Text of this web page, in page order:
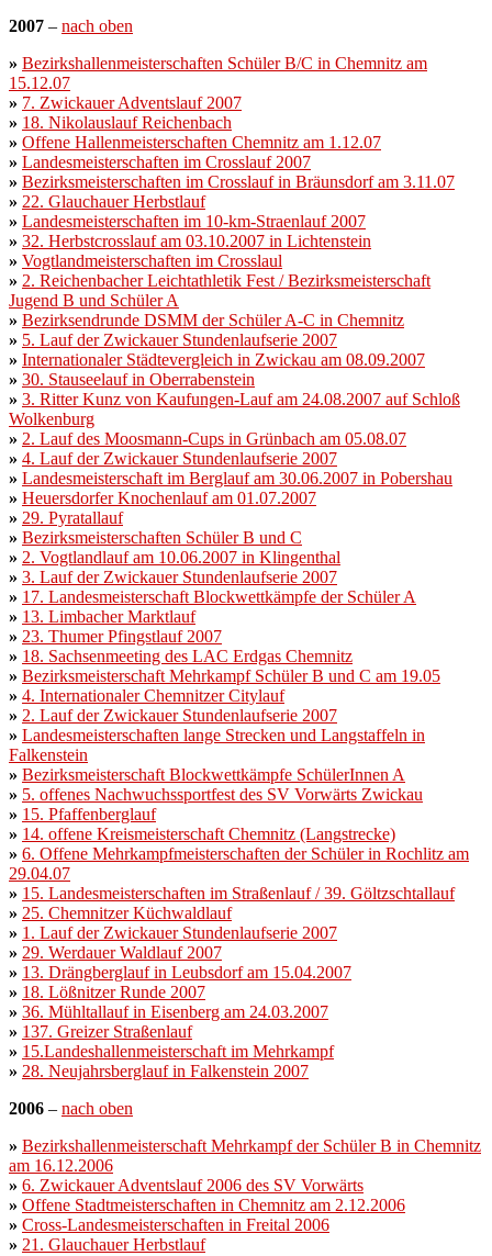
2007 – nach oben
» Bezirkshallenmeisterschaften Schüler B/C in Chemnitz am
15.12.07
» 7. Zwickauer Adventslauf 2007
» 18. Nikolauslauf Reichenbach
» Offene Hallenmeisterschaften Chemnitz am 1.12.07
» Landesmeisterschaften im Crosslauf 2007
» Bezirksmeisterschaften im Crosslauf in Bräunsdorf am 3.11.07
» 22. Glauchauer Herbstlauf
» Landesmeisterschaften im 10-km-Straenlauf 2007
» 32. Herbstcrosslauf am 03.10.2007 in Lichtenstein
» Vogtlandmeisterschaften im Crosslaul
» 2. Reichenbacher Leichtathletik Fest / Bezirksmeisterschaft
Jugend B und Schüler A
» Bezirksendrunde DSMM der Schüler A-C in Chemnitz
» 5. Lauf der Zwickauer Stundenlaufserie 2007
» Internationaler Städtevergleich in Zwickau am 08.09.2007
» 30. Stauseelauf in Oberrabenstein
» 3. Ritter Kunz von Kaufungen-Lauf am 24.08.2007 auf Schloß
Wolkenburg
» 2. Lauf des Moosmann-Cups in Grünbach am 05.08.07
» 4. Lauf der Zwickauer Stundenlaufserie 2007
» Landesmeisterschaft im Berglauf am 30.06.2007 in Pobershau
» Heuersdorfer Knochenlauf am 01.07.2007
» 29. Pyratallauf
» Bezirksmeisterschaften Schüler B und C
» 2. Vogtlandlauf am 10.06.2007 in Klingenthal
» 3. Lauf der Zwickauer Stundenlaufserie 2007
» 17. Landesmeisterschaft Blockwettkämpfe der Schüler A
» 13. Limbacher Marktlauf
» 23. Thumer Pfingstlauf 2007
» 18. Sachsenmeeting des LAC Erdgas Chemnitz
» Bezirksmeisterschaft Mehrkampf Schüler B und C am 19.05
» 4. Internationaler Chemnitzer Citylauf
» 2. Lauf der Zwickauer Stundenlaufserie 2007
» Landesmeisterschaften lange Strecken und Langstaffeln in
Falkenstein
» Bezirksmeisterschaft Blockwettkämpfe SchülerInnen A
» 5. offenes Nachwuchssportfest des SV Vorwärts Zwickau
» 15. Pfaffenberglauf
» 14. offene Kreismeisterschaft Chemnitz (Langstrecke)
» 6. Offene Mehrkampfmeisterschaften der Schüler in Rochlitz am
29.04.07
» 15. Landesmeisterschaften im Straßenlauf / 39. Göltzschtallauf
» 25. Chemnitzer Küchwaldlauf
» 1. Lauf der Zwickauer Stundenlaufserie 2007
» 29. Werdauer Waldlauf 2007
» 13. Drängberglauf in Leubsdorf am 15.04.2007
» 18. Lößnitzer Runde 2007
» 36. Mühltallauf in Eisenberg am 24.03.2007
» 137. Greizer Straßenlauf
» 15.Landeshallenmeisterschaft im Mehrkampf
» 28. Neujahrsberglauf in Falkenstein 2007
2006 – nach oben
» Bezirkshallenmeisterschaft Mehrkampf der Schüler B in Chemnitz
am 16.12.2006
» 6. Zwickauer Adventslauf 2006 des SV Vorwärts
» Offene Stadtmeisterschaften in Chemnitz am 2.12.2006
» Cross-Landesmeisterschaften in Freital 2006
» 21. Glauchauer Herbstlauf